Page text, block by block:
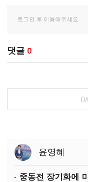
댓글 0
윤영혜
중동전 장기화에